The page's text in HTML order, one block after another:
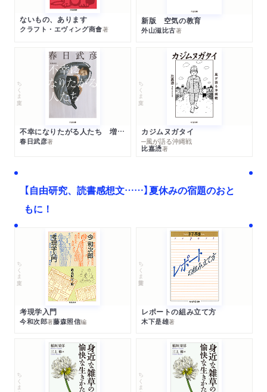
ないもの、あります
クラフト・エヴィング商會著
新版 空気の教育
外山滋比古著
ちくま文庫
不幸になりたがる人たち 増補新版
春日武彦著
ちくま文庫
カジムヌガタイ
─風が語る沖縄戦
比嘉慂著
【自由研究、読書感想文……】夏休みの宿題のおと
もに！
ちくま文庫
考現学入門
今和次郎著藤森照信編
ちくま学芸文庫
レポートの組み立て方
木下是雄著
ちくま文庫 ちくま文庫